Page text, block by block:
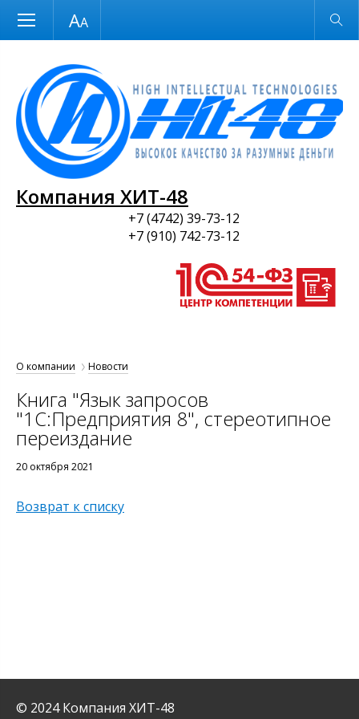
Размер шрифта Обычная версия
Компания ХИТ-48
+7 (4742) 39-73-12
+7 (910) 742-73-12
О компании Новости
Книга "Язык запросов
"1С:Предприятия 8", стереотипное
переиздание
20 октября 2021
Возврат к списку
© 2024 Компания ХИТ-48